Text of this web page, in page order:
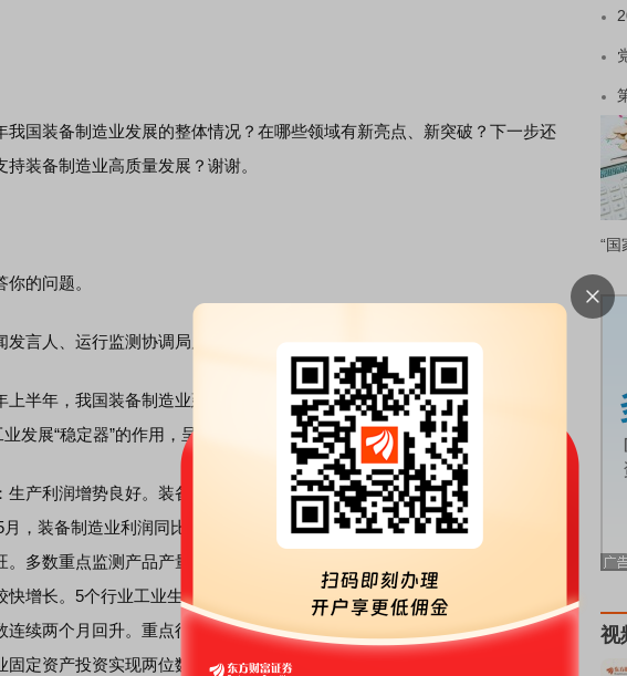
国装备制造业发展的整体情况？在哪些领域有新亮点、新突破？下一步还
装备制造业高质量发展？谢谢。
的问题。
言人、运行监测协调局局长陶青:
年，我国装备制造业延续较好增势，占全部规模以上工业增加值的比重
发展“稳定器”的作用，呈现“量质齐升、向优向新”发展态势。
利润增势良好。装备制造业增加值同比增长10.2%，拉动全部规模以上工
，装备制造业利润同比增长7.2%，拉动全部规模以上工业利润增长2.4个百
多数重点监测产品产量同比增长，其中，铁路客货车辆、包装
快增长。5个行业工业生产者出厂价格（PPI）累计降幅较1-5月收窄或持平，
连续两个月回升。重点行业投资向好。铁路船舶航空航天和其他运输设备、
固定资产投资实现两位数增长。在“两新”政策加力扩围带动下，设备工器具购
“国
视